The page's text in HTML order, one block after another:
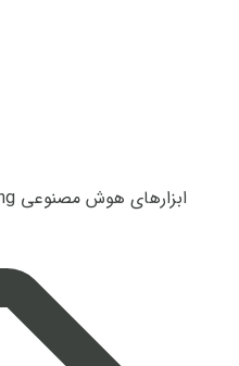
ابزارهای هوش مصنوعی UX writing